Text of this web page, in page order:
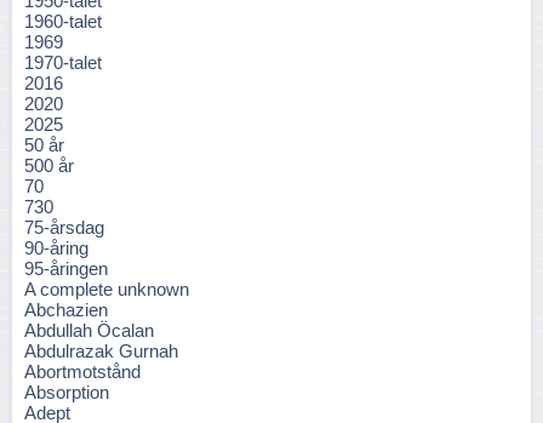
1960-talet
1969
1970-talet
2016
2020
2025
50 år
500 år
70
730
75-årsdag
90-åring
95-åringen
A complete unknown
Abchazien
Abdullah Öcalan
Abdulrazak Gurnah
Abortmotstånd
Absorption
Adept